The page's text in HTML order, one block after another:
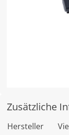
Zusätzliche
Hersteller